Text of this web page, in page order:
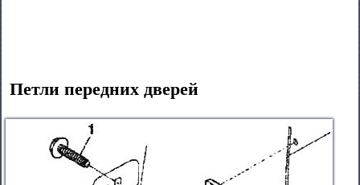
Петли передних дверей